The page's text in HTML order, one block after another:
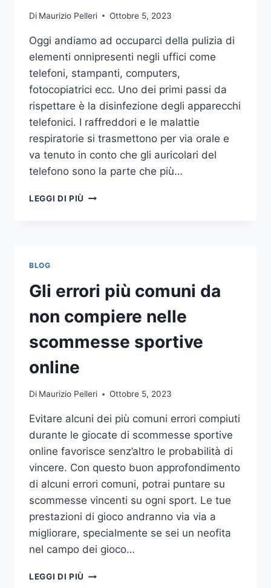
Di Maurizio Pelleri Ottobre 5, 2023
Oggi andiamo ad occuparci della pulizia di
elementi onnipresenti negli uffici come
telefoni, stampanti, computers,
fotocopiatrici ecc. Uno dei primi passi da
rispettare è la disinfezione degli apparecchi
telefonici. I raffreddori e le malattie
respiratorie si trasmettono per via orale e
va tenuto in conto che gli auricolari del
telefono sono la parte che più…
LEGGI DI PIÙ UN
PULIZIA
DELLE
APPARECCHIATURE
DA
BLOG
Gli errori più comuni da
non compiere nelle
scommesse sportive
online
Di Maurizio Pelleri Ottobre 5, 2023
Evitare alcuni dei più comuni errori compiuti
durante le giocate di scommesse sportive
online favorisce senz’altro le probabilità di
vincere. Con questo buon approfondimento
di alcuni errori comuni, potrai puntare su
scommesse vincenti su ogni sport. Le tue
prestazioni di gioco andranno via via a
migliorare, specialmente se sei un neofita
nel campo dei gioco…
LEGGI DI PIÙ GLI